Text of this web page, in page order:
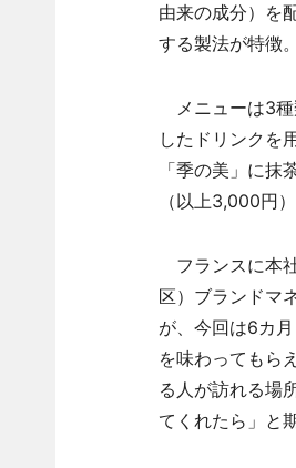
由来の成分）を
する製法が特徴。
メニューは3種
したドリンクを
「季の美」に
（以上3,000円
フランスに本
区）ブランドマ
が、今回は6カ
を味わってもら
る人が訪れる場
てくれたら」と